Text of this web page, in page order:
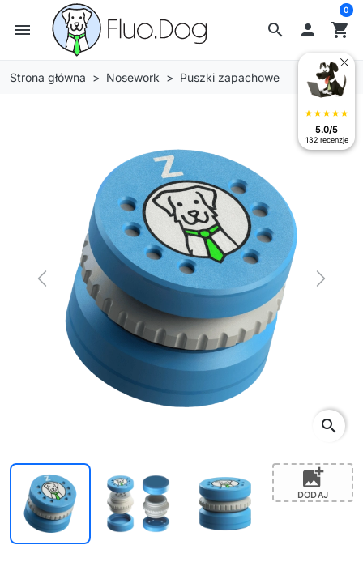
search
menu  shopping_cart
0
Strona główna Nosework Puszki zapachowe
Previous Next
search
add_photo_alternate
DODAJ
star star star star star
5.0/5
132 recenzje